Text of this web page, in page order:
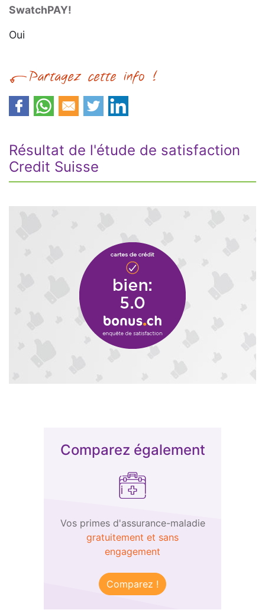
SwatchPAY!
Oui
Résultat de l'étude de satisfaction
Credit Suisse
Comparez également
Vos primes d'assurance-maladie
gratuitement et sans
engagement
Comparez !